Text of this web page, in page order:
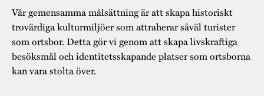
Vår gemensamma målsättning är att skapa historiskt
trovärdiga kulturmiljöer som attraherar såväl turister
som ortsbor. Detta gör vi genom att skapa livskraftiga
besöksmål och identitetsskapande platser som ortsborna
kan vara stolta över.